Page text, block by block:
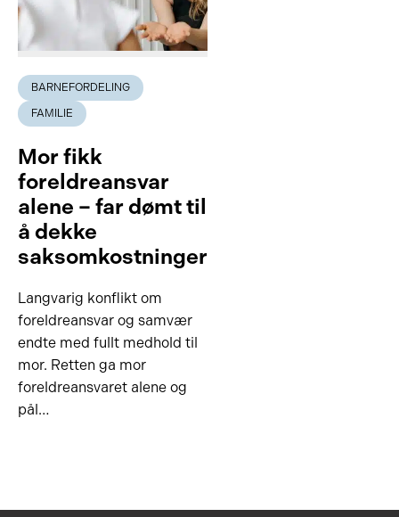
BARNEFORDELING
FAMILIE
Mor fikk
foreldreansvar
alene – far dømt til
å dekke
saksomkostninger
Langvarig konflikt om
foreldreansvar og samvær
endte med fullt medhold til
mor. Retten ga mor
foreldreansvaret alene og
pål…